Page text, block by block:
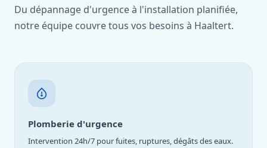
Du dépannage d'urgence à l'installation planifiée,
notre équipe couvre tous vos besoins à Haaltert.
Plomberie d'urgence
Intervention 24h/7 pour fuites, ruptures, dégâts des eaux.